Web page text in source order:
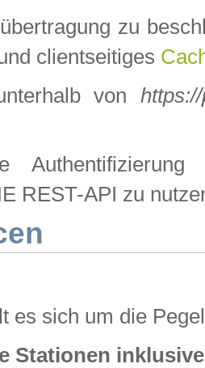
zu
clientseitiges
von
REST-API zu
es sich um die
Stationen